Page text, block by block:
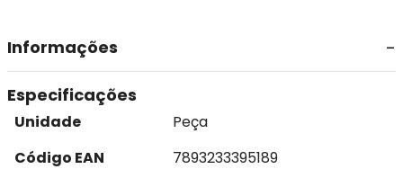
Informações
Especificações
Unidade
Peça
Código EAN
7893233395189